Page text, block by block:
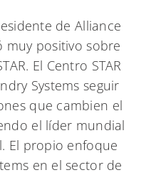
de Alliance
muy positivo sobre
El Centro STAR
Systems seguir
que cambien el
el líder mundial
El propio enfoque
en el sector de